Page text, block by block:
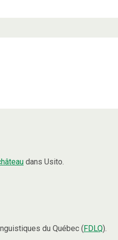
dans Usito.
du Québec (FDLQ).